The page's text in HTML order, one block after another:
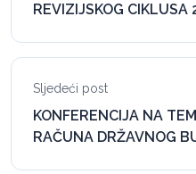
REVIZIJSKOG
Sljedeći post
KONFERENCIJA NA
RAČUNA DRŽAVNOG